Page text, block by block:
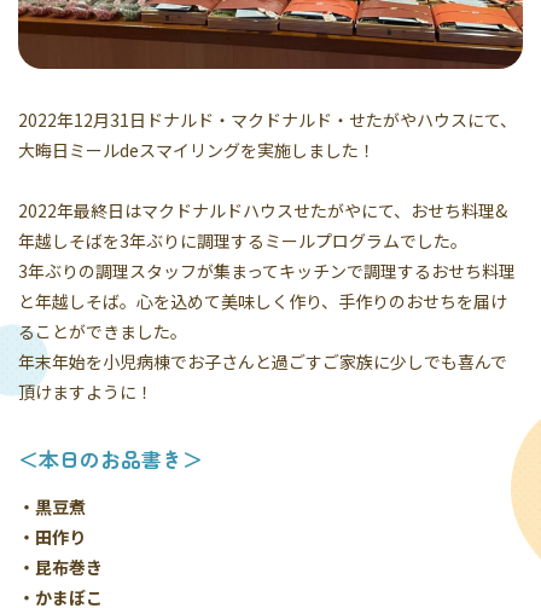
2022年12月31日ドナルド・マクドナルド・せたがやハウスにて、
大晦日ミールdeスマイリングを実施しました！
2022年最終日はマクドナルドハウスせたがやにて、おせち料理&
年越しそばを3年ぶりに調理するミールプログラムでした。
3年ぶりの調理スタッフが集まってキッチンで調理するおせち料理
と年越しそば。心を込めて美味しく作り、手作りのおせちを届け
ることができました。
年末年始を小児病棟でお子さんと過ごすご家族に少しでも喜んで
頂けますように！
＜本日のお品書き＞
・黒豆煮
・田作り
・昆布巻き
・かまぼこ